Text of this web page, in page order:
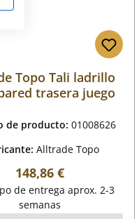
Topo Tali ladrillo
trasera juego
de producto: 01008626
Alltrade Topo
Precio normal:
148,86 €
de entrega aprox. 2-3
semanas